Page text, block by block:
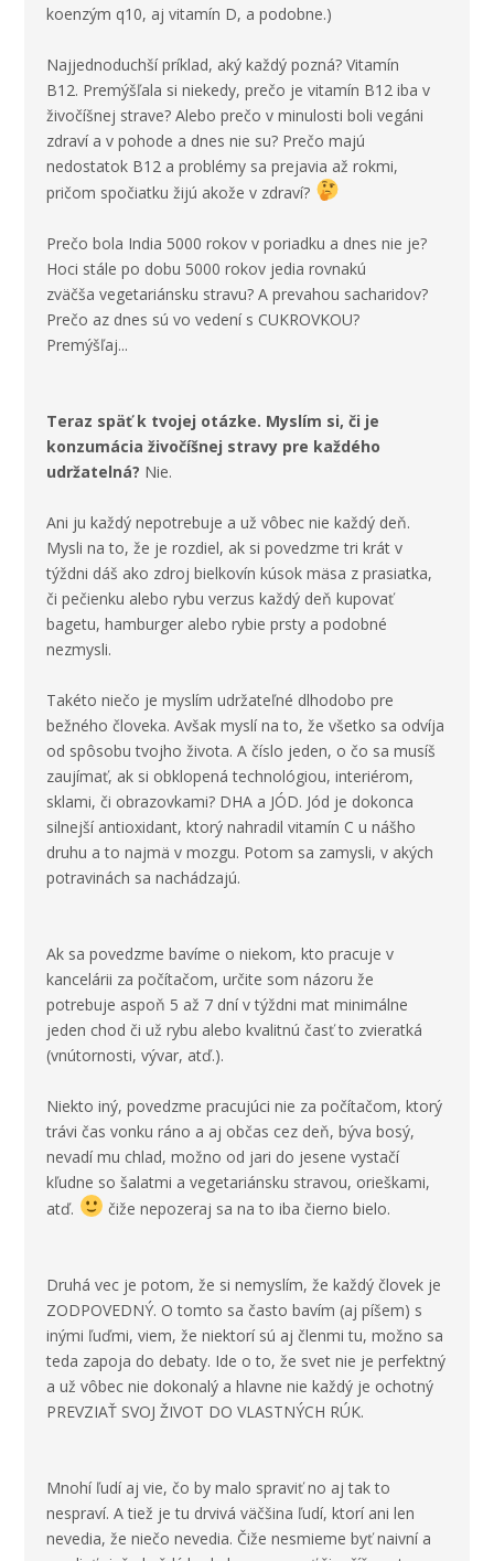
koenzým q10, ajvitamín D, a podobne.)
Najjednoduchší príklad, aký každý pozná? Vitamín
B12. Premýšľala si niekedy, prečo je vitamín B12 iba v
živočíšnej strave? Alebo prečo v minulosti boli vegáni
zdraví a v pohode a dnes nie su? Prečo majú
nedostatok B12 a problémy sa prejavia až rokmi,
pričom spočiatku žijú akože v zdraví?
Prečo bola India 5000 rokov v poriadku a dnes nie je?
Hoci stále po dobu 5000 rokov jedia rovnakú
zväčša vegetariánsku stravu? A prevahou sacharidov?
Prečo az dnes sú vo vedení s CUKROVKOU?
Premýšľaj...
Teraz späť k tvojej otázke. Myslím si, či je
konzumácia živočíšnej stravy pre každého
udržatelná? Nie.
Ani ju každý nepotrebuje a už vôbec nie každý deň.
Mysli na to, že je rozdiel, ak si povedzme tri krát v
týždni dáš ako zdroj bielkovín kúsok mäsa z prasiatka,
či pečienku alebo rybu verzus každý deň kupovať
bagetu, hamburger alebo rybie prsty a podobné
nezmysli.
Takéto niečo je myslím udržateľné dlhodobo pre
bežného človeka. Avšak myslí na to, že všetko sa odvíja
od spôsobu tvojho života. A číslo jeden, o čo sa musíš
zaujímať, ak si obklopená technológiou, interiérom,
sklami, či obrazovkami? DHA a JÓD. Jód je dokonca
silnejší antioxidant, ktorý nahradil vitamín C u nášho
druhu a to najmä v mozgu. Potom sa zamysli, v akých
potravinách sa nachádzajú.
Ak sa povedzme bavíme o niekom, kto pracuje v
kancelárii za počítačom, určite som názoru že
potrebuje aspoň 5 až 7 dní v týždni mat minimálne
jeden chod či už rybu alebo kvalitnú časť to zvieratká
(vnútornosti, vývar, atď.).
Niekto iný, povedzme pracujúci nie za počítačom, ktorý
trávi čas vonku ráno a aj občas cez deň, býva bosý,
nevadí mu chlad, možno od jari do jesene vystačí
kľudne so šalatmi a vegetariánsku stravou, orieškami,
atď.
čiže nepozeraj sa na to iba čierno bielo.
Druhá vec je potom, že si nemyslím, že každý človek je
ZODPOVEDNÝ. O tomto sa často bavím (aj píšem) s
inými ľuďmi, viem, že niektorí sú aj členmi tu, možno sa
teda zapoja do debaty. Ide o to, že svet nie je perfektný
a už vôbec nie dokonalý a hlavne nie každý je ochotný
PREVZIAŤ SVOJ ŽIVOT DO VLASTNÝCH RÚK.
Mnohí ľudí aj vie, čo by malo spraviť no aj tak to
nespraví. A tiež je tu drvivá väčšina ľudí, ktorí ani len
nevedia, že niečo nevedia. Čiže nesmieme byť naivní a